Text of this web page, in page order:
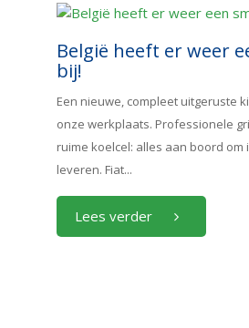
België heeft er weer
bij!
Een nieuwe, compleet uitgeruste
onze werkplaats. Professionele
ruime koelcel: alles aan boord
leveren. Fiat...
Lees verder